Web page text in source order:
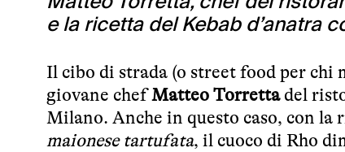
e la ricetta del Kebab d’anatra
Il cibo di strada (o street food per chi
giovane chefMatteo Torrettadel
Milano. Anche in questo caso, con la
maionese tartufata, il cuoco di Rho